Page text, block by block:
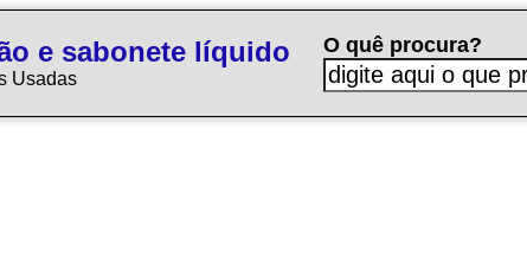
e sabonete líquido
Usadas
O quê procura?